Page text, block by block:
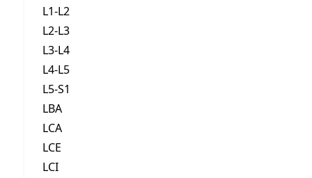
L1-L2
L2-L3
L3-L4
L4-L5
L5-S1
LBA
LCA
LCE
LCI